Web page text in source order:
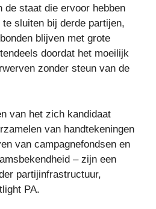
de staat die ervoor hebben
sluiten bij derde partijen,
blijven met grote
doordat het moeilijk
zonder steun van de
van het zich kandidaat
van handtekeningen
van campagnefondsen en
– zijn een
partijinfrastructuur,
PA.